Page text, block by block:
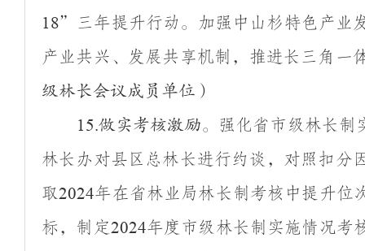
18” 三年提升行动。加强中山杉特色产业
产业共兴、发展共享机制，推进长三角一
级林长会议成员单位）
15.做实考核激励。 强化省市级林长制
林长办对县区总林长进行约谈，对照扣分
取2024年在省林业局林长制考核中提升位
标，制定2024年度市级林长制实施情况考